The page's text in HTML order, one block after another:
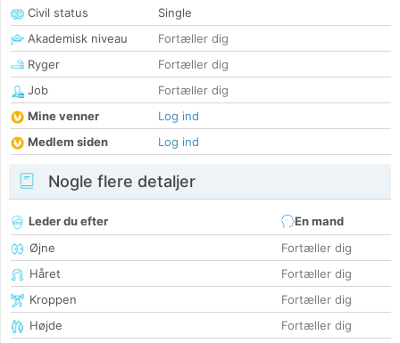
Civil status
Single
Akademisk niveau
Fortæller dig
Ryger
Fortæller dig
Job
Fortæller dig
Mine venner
Log ind
Medlem siden
Log ind
Nogle flere detaljer
Leder du efter
En mand
Øjne
Fortæller dig
Håret
Fortæller dig
Kroppen
Fortæller dig
Højde
Fortæller dig